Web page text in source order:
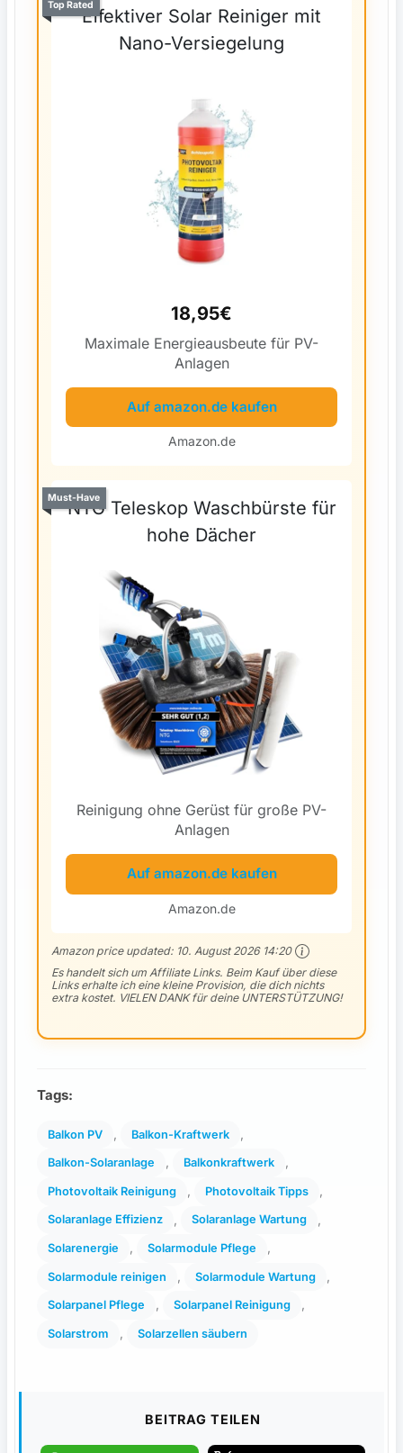
Effektiver Solar Reiniger mit
Nano-Versiegelung
Top Rated
18,95€
Maximale Energieausbeute für PV-
Anlagen
Auf amazon.de kaufen
Amazon.de
NTG Teleskop Waschbürste für
hohe Dächer
Must-Have
Reinigung ohne Gerüst für große PV-
Anlagen
Auf amazon.de kaufen
Amazon.de
Amazon price updated: 10. August 2026 14:20
Es handelt sich um Affiliate Links. Beim Kauf über diese
Links erhalte ich eine kleine Provision, die dich nichts
extra kostet. VIELEN DANK für deine UNTERSTÜTZUNG!
Tags:
Balkon PV Balkon-Kraftwerk
Balkon-Solaranlage Balkonkraftwerk
Photovoltaik Reinigung Photovoltaik Tipps
Solaranlage Effizienz Solaranlage Wartung
Solarenergie Solarmodule Pflege
Solarmodule reinigen Solarmodule Wartung
Solarpanel Pflege Solarpanel Reinigung
Solarstrom Solarzellen säubern
BEITRAG TEILEN